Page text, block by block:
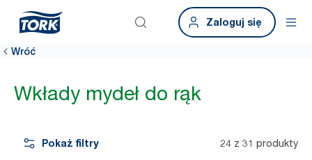
Zaloguj się
Wróć
Wkłady mydeł do rąk
Pokaż filtry 24 z 31 produkty